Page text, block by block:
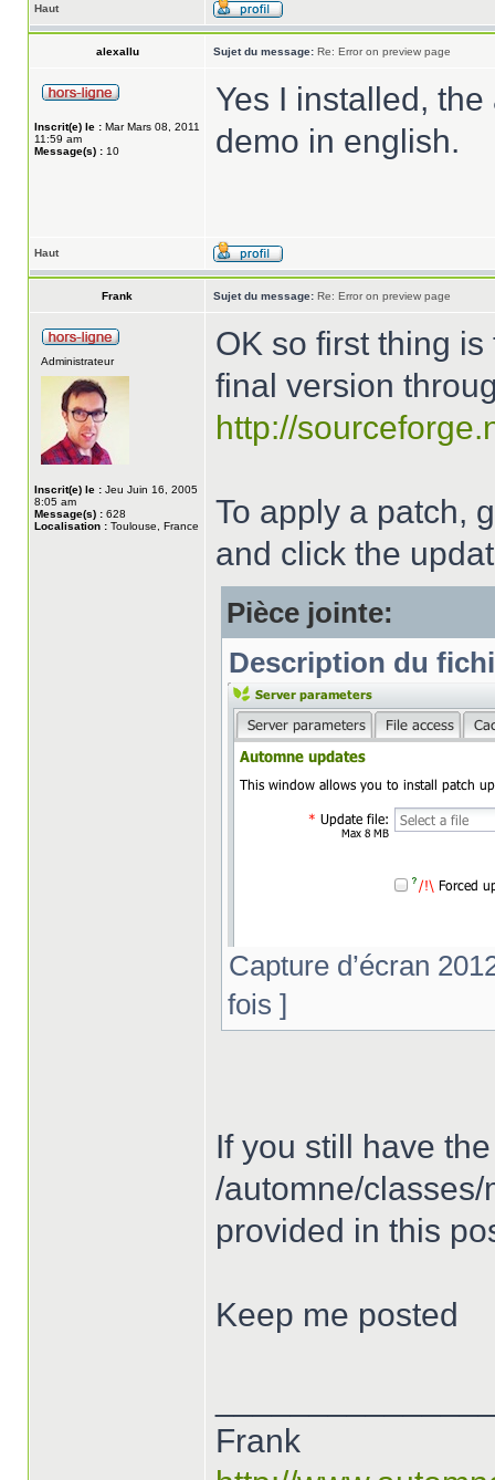
Haut
alexallu Sujet du message: Re: Error on preview page
Inscrit(e) le : Mar Mars 08, 2011
11:59 am
Message(s) : 10
Yes I installed,
demo in english.
Haut
Frank Sujet du message: Re: Error on preview page
Administrateur
Inscrit(e) le : Jeu Juin 16, 2005
8:05 am
Message(s) : 628
Localisation : Toulouse, France
OK so first thing
final version
http://
To apply a patch,
and click the
Pièce jointe:
Description du
Capture d’écran
fois ]
If you still have
/automne/
provided in this
Keep me posted
Frank